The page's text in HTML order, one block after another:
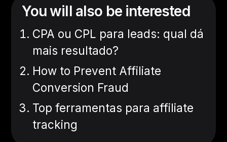
You will also be interested
CPA ou CPL para leads: qual dá
mais resultado?
How to Prevent Affiliate
Conversion Fraud
Top ferramentas para affiliate
tracking